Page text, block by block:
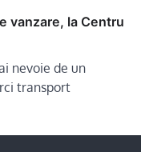
vanzare, la Centru
nevoie de un
transport